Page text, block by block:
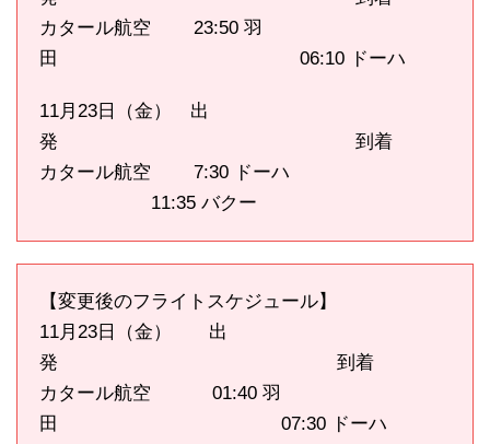
カタール航空 23:50 羽
田 06:10 ドーハ
11月23日（金） 出
発 到着
カタール航空 7:30 ドーハ
11:35 バクー
【変更後のフライトスケジュール】
11月23日（金） 出
発 到着
カタール航空 01:40 羽
田 07:30 ドーハ